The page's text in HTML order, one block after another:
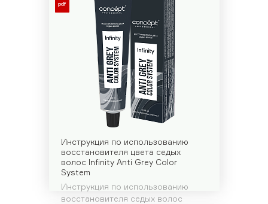
Инструкция по использованию
восстановителя цвета седых
волос Infinity Anti Grey Color
System
Инструкция по использованию
восстановителя седых волос